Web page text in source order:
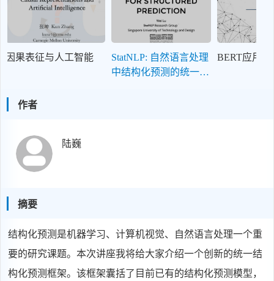
因果表征与人工智能
StatNLP: 自然语言处理
中结构化预测的统一框
BERT应用
作者
陆巍
摘要
结构化预测是机器学习、计算机视觉、自然语言处理一个重
要的研究课题。本次讲座我将给大家介绍一个创新的统一结
构化预测框架。该框架囊括了目前已有的结构化预测模型，